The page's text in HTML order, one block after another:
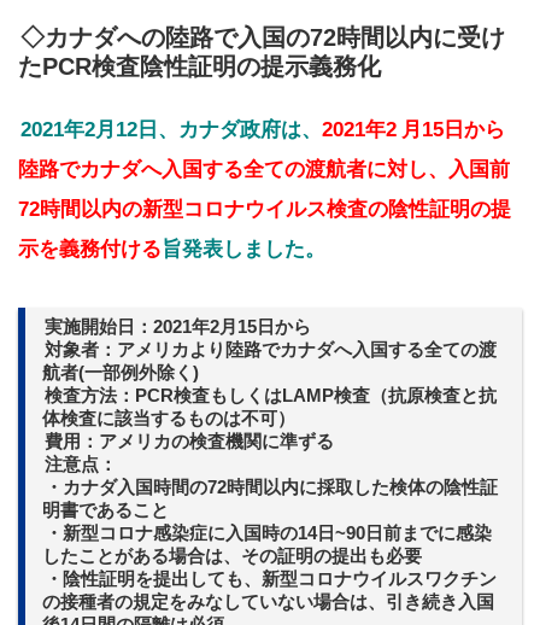
◇カナダへの陸路で入国の72時間以内に受け
たPCR検査陰性証明の提示義務化
2021年2月12日、カナダ政府は、 2021年2 月15日から
陸路でカナダへ入国する全ての渡航者に対し、入国前
72時間以内の新型コロナウイルス検査の陰性証明の提
示を義務付ける旨発表しました。
実施開始日：2021年2月15日から
対象者：アメリカより陸路でカナダへ入国する全ての渡
航者(一部例外除く)
検査方法：PCR検査もしくはLAMP検査（抗原検査と抗
体検査に該当するものは不可）
費用：アメリカの検査機関に準ずる
注意点：
・カナダ入国時間の72時間以内に採取した検体の陰性証
明書であること
・新型コロナ感染症に入国時の14日~90日前までに感染
したことがある場合は、その証明の提出も必要
・陰性証明を提出しても、新型コロナウイルスワクチン
の接種者の規定をみなしていない場合は、引き続き入国